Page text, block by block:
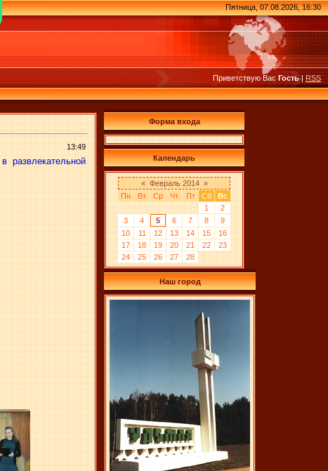
Пятница, 07.08.2026, 16:30
Приветствую Вас Гость|RSS
13:49
развлекательной
Форма входа
Календарь
« Февраль 2014 »
Пн
Вт Ср Чт Пт Сб
Вс
1
2
3
4 5 6 7 8
9
10
11 12 13 14 15
16
17
18 19 20 21 22
23
24
25 26 27 28
Наш город